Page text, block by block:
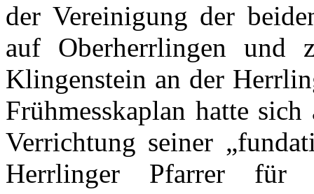
der Vereinigung der
auf Oberherrlingen
Klingenstein an der
Frühmesskaplan hatte
Verrichtung seiner
Herrlinger Pfarrer für